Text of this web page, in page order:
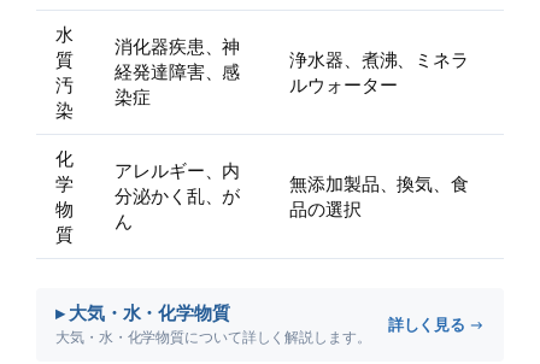
水
質
汚
染
消化器疾患、神
経発達障害、感
染症
浄水器、煮沸、ミネラ
ルウォーター
化
学
物
質
アレルギー、内
分泌かく乱、が
ん
無添加製品、換気、食
品の選択
▸ 大気・水・化学物質
大気・水・化学物質について詳しく解説します。
詳しく見る →